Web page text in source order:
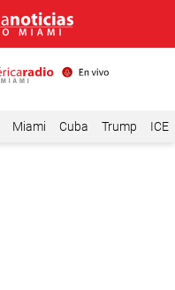
Miami Cuba Trump ICE